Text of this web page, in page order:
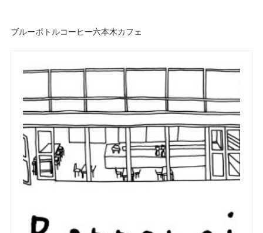
ブルーボトルコーヒー六本木カフェ